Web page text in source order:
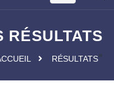
RÉSULTATS
»
RÉSULTATS